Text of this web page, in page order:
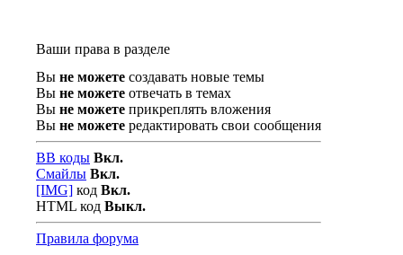
Ваши права в разделе
Вы не можете создавать новые темы
Вы не можете отвечать в темах
Вы не можете прикреплять вложения
Вы не можете редактировать свои сообщения
BB коды Вкл.
Смайлы Вкл.
[IMG] код Вкл.
HTML код Выкл.
Правила форума